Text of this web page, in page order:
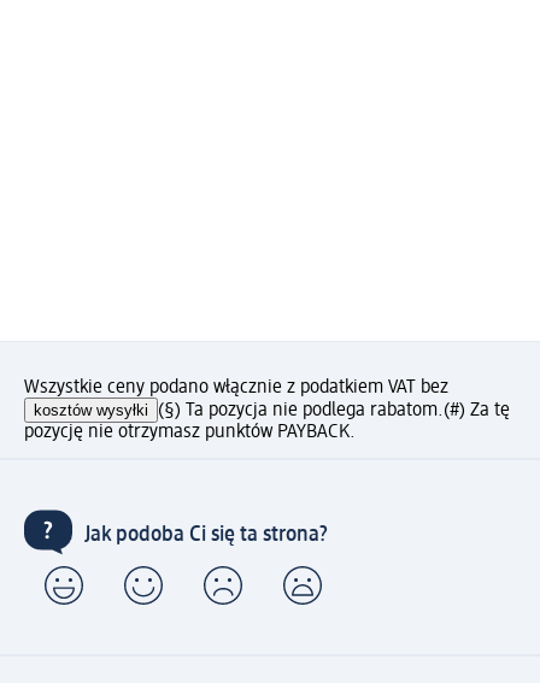
Wszystkie ceny podano włącznie z podatkiem VAT bez
kosztów wysyłki (§) Ta pozycja nie podlega rabatom.(#) Za tę
pozycję nie otrzymasz punktów PAYBACK.
Jak podoba Ci się ta strona?